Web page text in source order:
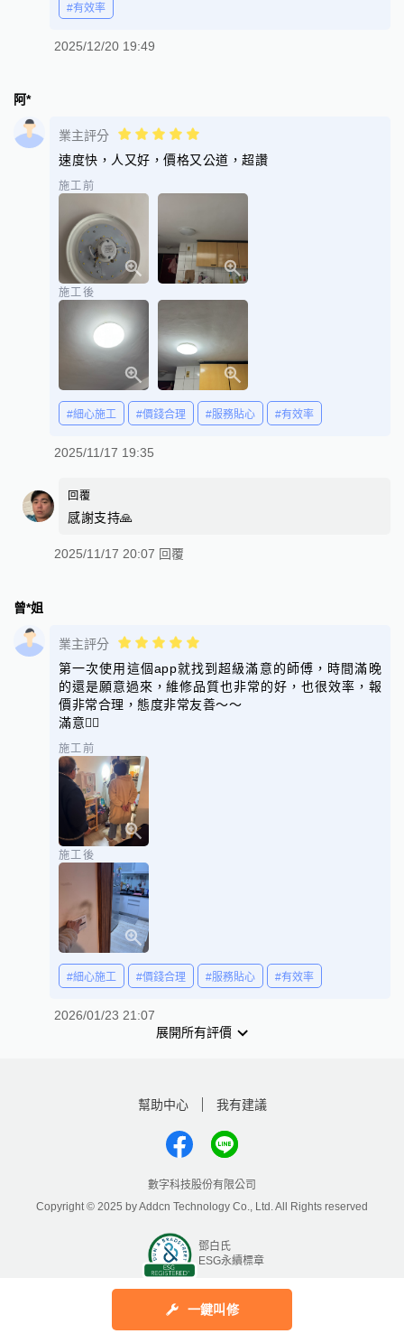
一鍵叫修
#有效率
2025/12/20 19:49
阿*
業主評分
速度快，人又好，價格又公道，超讚
施工前
施工後
#細心施工 #價錢合理 #服務貼心 #有效率
2025/11/17 19:35
回覆
感謝支持🙏
2025/11/17 20:07 回覆
曾*姐
業主評分
第一次使用這個app就找到超級滿意的師傅，時間滿晚
的還是願意過來，維修品質也非常的好，也很效率，報
價非常合理，態度非常友善～～
滿意👍🏻
施工前
施工後
#細心施工 #價錢合理 #服務貼心 #有效率
2026/01/23 21:07
展開所有評價
幫助中心 我有建議
數字科技股份有限公司
Copyright © 2025 by Addcn Technology Co., Ltd. All Rights reserved
鄧白氏
ESG永續標章